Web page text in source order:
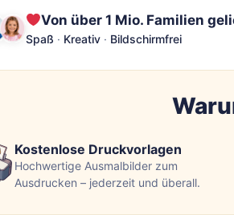
Von über 1 Mio. Familien
Spaß · Kreativ · Bildschirmfrei
Kostenlose Druckvorlagen
Hochwertige Ausmalbilder zum
Ausdrucken – jederzeit und überall.